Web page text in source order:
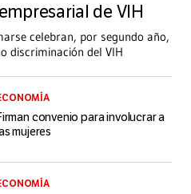
de VIH
celebran, por segundo año,
discriminación del VIH
convenio para involucrar a
mujeres